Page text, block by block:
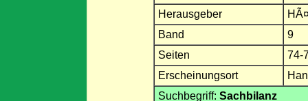
Herausgeber
Band
9
Seiten
74-
Erscheinungsort
Suchbegriff: Sachbilanz